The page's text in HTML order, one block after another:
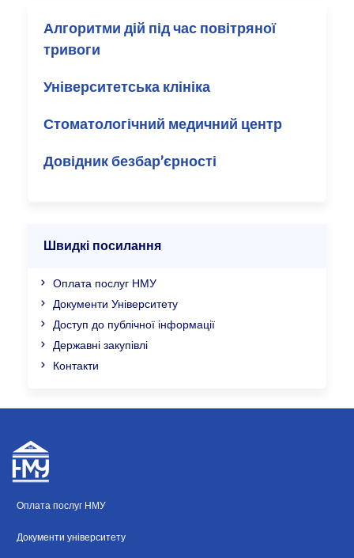
Алгоритми дій під час повітряної
тривоги
Університетська клініка
Стоматологічний медичний центр
Довідник безбар’єрності
Швидкі посилання
Оплата послуг НМУ
Документи Університету
Доступ до публічної інформації
Державні закупівлі
Контакти
Оплата послуг НМУ
Документи університету